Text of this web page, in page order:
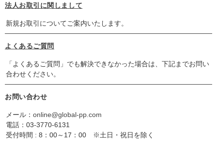
法人お取引に関しまして
新規お取引についてご案内いたします。
よくあるご質問
「よくあるご質問」でも解決できなかった場合は、下記までお問い
合わせください。
お問い合わせ
メール： online@global-pp.com
電話： 03-3770-6131
受付時間 : 8：00～17：00 ※土日・祝日を除く